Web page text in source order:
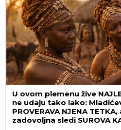
U ovom plemenu žive
ne udaju tako lako:
PROVERAVA NJENA
zadovoljna sledi SUROVA